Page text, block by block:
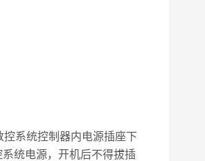
系统控制器内电源插座下
统电源，开机后不得拔插